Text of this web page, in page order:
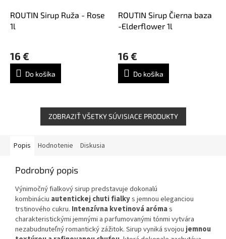
ROUTIN Sirup Ruža - Rose
1l
16 €
Do košíka
ROUTIN Sirup Čierna baza
-Elderflower 1l
hodnotenie
produktu
4,5
hviezdičiek.
16 €
Do košíka
ZOBRAZIŤ VŠETKY SÚVISIACE PRODUKTY
Popis Hodnotenie Diskusia
Podrobný popis
Výnimočný fialkový sirup predstavuje dokonalú
kombináciu autentickej chuti fialkys jemnou eleganciou
trstinového cukru. Intenzívna kvetinová arómas
charakteristickými jemnými a parfumovanými tónmi vytvára
nezabudnuteľný romantický zážitok. Sirup vyniká svojou jemnou